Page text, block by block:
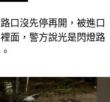
口沒先停再開，被進口
面，警方說光是閃燈路